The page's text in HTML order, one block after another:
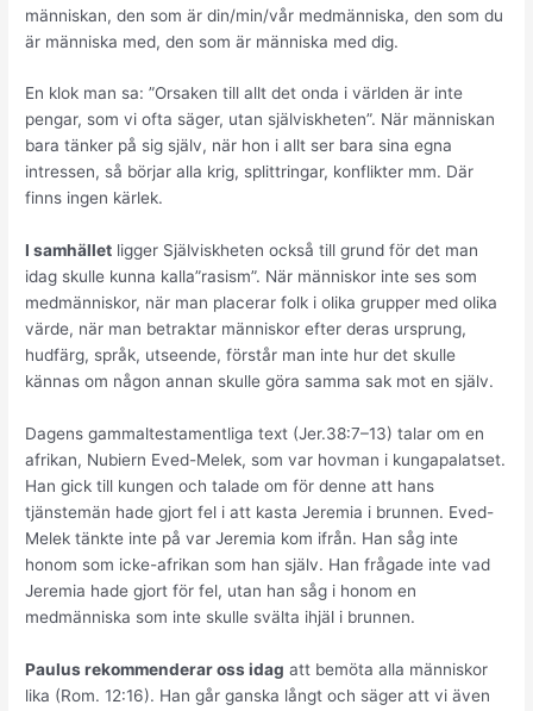
människan, den som är din/min/vår medmänniska, den som du
är människa med, den som är människa med dig.
En klok man sa: ”Orsaken till allt det onda i världen är inte
pengar, som vi ofta säger, utan själviskheten”. När människan
bara tänker på sig själv, när hon i allt ser bara sina egna
intressen, så börjar alla krig, splittringar, konflikter mm. Där
finns ingen kärlek.
I samhället ligger Själviskheten också till grund för det man
idag skulle kunna kalla”rasism”. När människor inte ses som
medmänniskor, när man placerar folk i olika grupper med olika
värde, när man betraktar människor efter deras ursprung,
hudfärg, språk, utseende, förstår man inte hur det skulle
kännas om någon annan skulle göra samma sak mot en själv.
Dagens gammaltestamentliga text (Jer.38:7–13) talar om en
afrikan, Nubiern Eved-Melek, som var hovman i kungapalatset.
Han gick till kungen och talade om för denne att hans
tjänstemän hade gjort fel i att kasta Jeremia i brunnen. Eved-
Melek tänkte inte på var Jeremia kom ifrån. Han såg inte
honom som icke-afrikan som han själv. Han frågade inte vad
Jeremia hade gjort för fel, utan han såg i honom en
medmänniska som inte skulle svälta ihjäl i brunnen.
Paulus rekommenderar oss idag att bemöta alla människor
lika (Rom. 12:16). Han går ganska långt och säger att vi även